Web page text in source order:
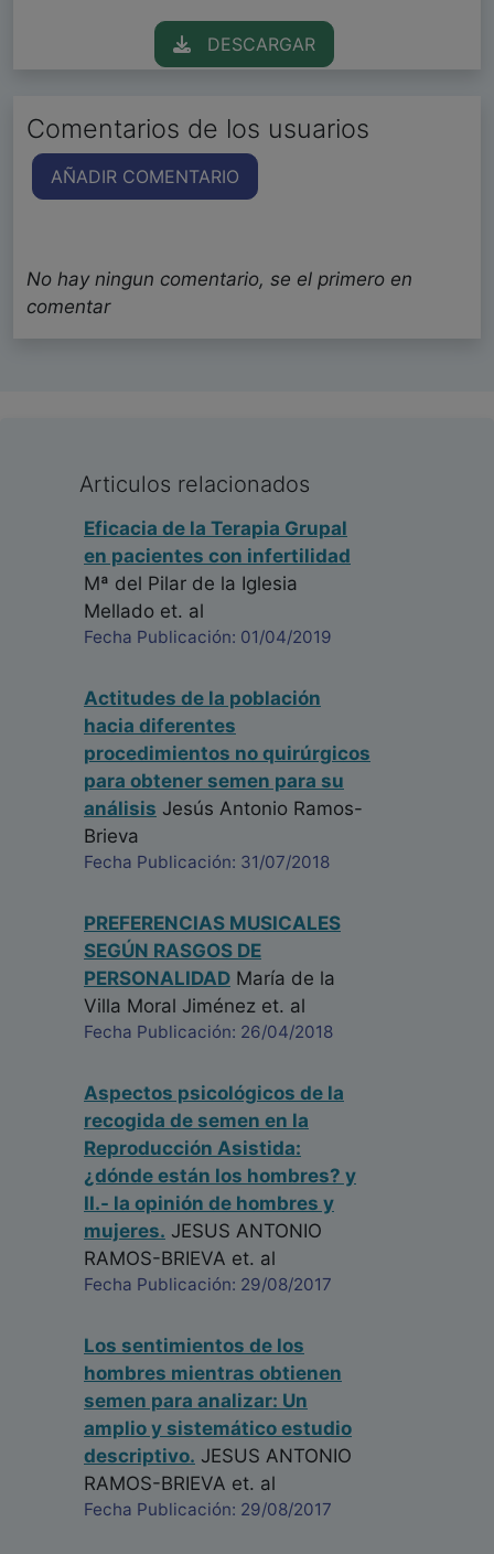
DESCARGAR
Comentarios de los usuarios
AÑADIR COMENTARIO
No hay ningun comentario, se el primero en
comentar
Articulos relacionados
Eficacia de la Terapia Grupal
en pacientes con infertilidad
Mª del Pilar de la Iglesia
Mellado et. al
Fecha Publicación: 01/04/2019
Actitudes de la población
hacia diferentes
procedimientos no quirúrgicos
para obtener semen para su
análisis Jesús Antonio Ramos-
Brieva
Fecha Publicación: 31/07/2018
PREFERENCIAS MUSICALES
SEGÚN RASGOS DE
PERSONALIDAD María de la
Villa Moral Jiménez et. al
Fecha Publicación: 26/04/2018
Aspectos psicológicos de la
recogida de semen en la
Reproducción Asistida:
¿dónde están los hombres? y
II.- la opinión de hombres y
mujeres. JESUS ANTONIO
RAMOS-BRIEVA et. al
Fecha Publicación: 29/08/2017
Los sentimientos de los
hombres mientras obtienen
semen para analizar: Un
amplio y sistemático estudio
descriptivo. JESUS ANTONIO
RAMOS-BRIEVA et. al
Fecha Publicación: 29/08/2017